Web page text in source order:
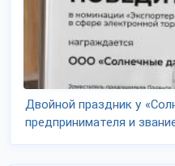
Двойной праздник у
предпринимателя и